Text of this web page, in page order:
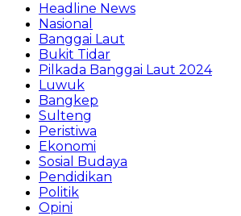
Headline News
Nasional
Banggai Laut
Bukit Tidar
Pilkada Banggai Laut 2024
Luwuk
Bangkep
Sulteng
Peristiwa
Ekonomi
Sosial Budaya
Pendidikan
Politik
Opini